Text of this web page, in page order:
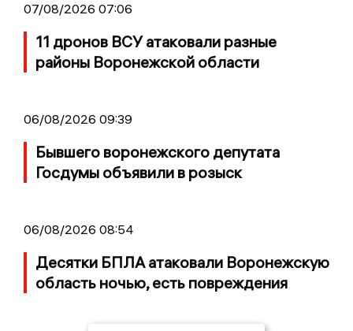
07/08/2026 07:06
11 дронов ВСУ атаковали разные
районы Воронежской области
06/08/2026 09:39
Бывшего воронежского депутата
Госдумы объявили в розыск
06/08/2026 08:54
Десятки БПЛА атаковали Воронежскую
область ночью, есть повреждения